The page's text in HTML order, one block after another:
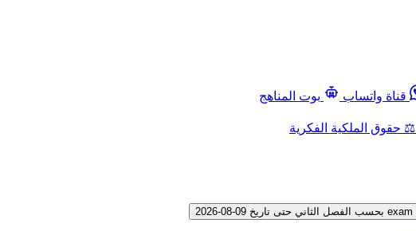
قناة واتساب
بوت المناهج
⚖️ حقوق الملكية الفكرية